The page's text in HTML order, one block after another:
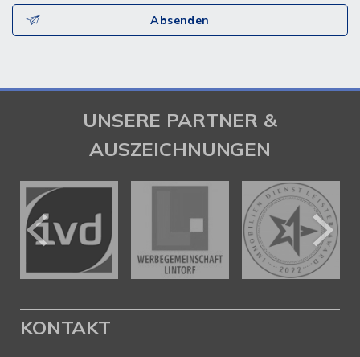
Absenden
UNSERE PARTNER &
AUSZEICHNUNGEN
KONTAKT